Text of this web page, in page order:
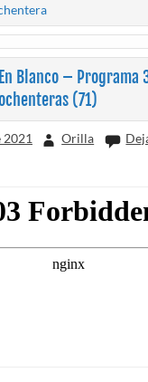
Blanco –
(71)
2021 Orilla